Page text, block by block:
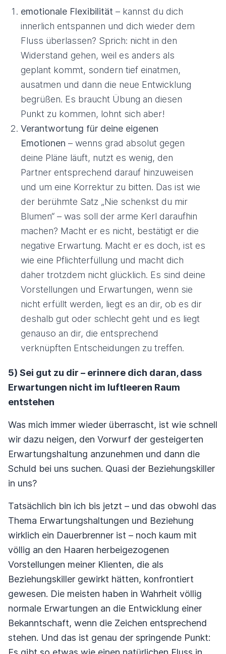
emotionale Flexibilität – kannst du dich
innerlich entspannen und dich wieder dem
Fluss überlassen? Sprich: nicht in den
Widerstand gehen, weil es anders als
geplant kommt, sondern tief einatmen,
ausatmen und dann die neue Entwicklung
begrüßen. Es braucht Übung an diesen
Punkt zu kommen, lohnt sich aber!
Verantwortung für deine eigenen
Emotionen – wenns grad absolut gegen
deine Pläne läuft, nutzt es wenig, den
Partner entsprechend darauf hinzuweisen
und um eine Korrektur zu bitten. Das ist wie
der berühmte Satz „Nie schenkst du mir
Blumen“ – was soll der arme Kerl daraufhin
machen? Macht er es nicht, bestätigt er die
negative Erwartung. Macht er es doch, ist es
wie eine Pflichterfüllung und macht dich
daher trotzdem nicht glücklich. Es sind deine
Vorstellungen und Erwartungen, wenn sie
nicht erfüllt werden, liegt es an dir, ob es dir
deshalb gut oder schlecht geht und es liegt
genauso an dir, die entsprechend
verknüpften Entscheidungen zu treffen.
5) Sei gut zu dir – erinnere dich daran, dass
Erwartungen nicht im luftleeren Raum
entstehen
Was mich immer wieder überrascht, ist wie schnell
wir dazu neigen, den Vorwurf der gesteigerten
Erwartungshaltung anzunehmen und dann die
Schuld bei uns suchen. Quasi der Beziehungskiller
in uns?
Tatsächlich bin ich bis jetzt – und das obwohl das
Thema Erwartungshaltungen und Beziehung
wirklich ein Dauerbrenner ist – noch kaum mit
völlig an den Haaren herbeigezogenen
Vorstellungen meiner Klienten, die als
Beziehungskiller gewirkt hätten, konfrontiert
gewesen. Die meisten haben in Wahrheit völlig
normale Erwartungen an die Entwicklung einer
Bekanntschaft, wenn die Zeichen entsprechend
stehen. Und das ist genau der springende Punkt: